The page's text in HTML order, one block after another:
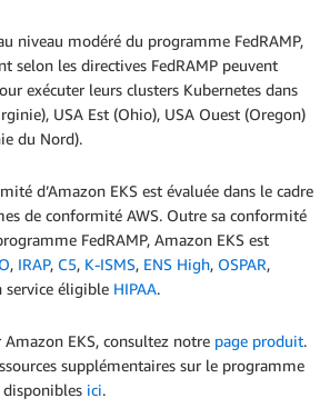
niveau modéré du programme FedRAMP,
selon les directives FedRAMP peuvent
exécuter leurs clusters Kubernetes dans
USA Est (Ohio), USA Ouest (Oregon)
du Nord).
d’Amazon EKS est évaluée dans le cadre
de conformité AWS. Outre sa conformité
FedRAMP, Amazon EKS est
, IRAP, C5, K-ISMS, ENS High, OSPAR,
service éligible HIPAA.
EKS, consultez notre page produit.
supplémentaires sur le programme
disponibles ici.